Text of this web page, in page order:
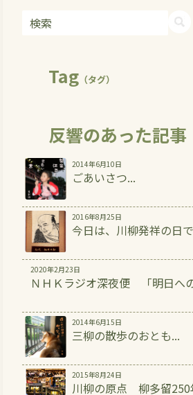
Tag（タグ）
反響のあった記事
2014年6月10日
ごあいさつ...
2016年8月25日
今日は、川柳発祥の日
2020年2月23日
ＮＨＫラジオ深夜便 「明日へ
2014年6月15日
三柳の散歩のおとも...
2015年8月24日
川柳の原点 柳多留250